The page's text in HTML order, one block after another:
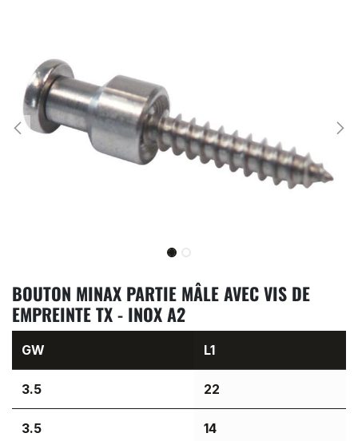
BOUTON MINAX PARTIE MÂLE AVEC VIS DE
EMPREINTE TX - INOX A2
GW L1
3.5 22
3.5 14